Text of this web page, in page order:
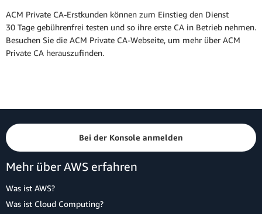
ACM Private CA-Erstkunden können zum Einstieg den Dienst
30 Tage gebührenfrei testen und so ihre erste CA in Betrieb nehmen.
Besuchen Sie die ACM Private CA-Webseite, um mehr über ACM
Private CA herauszufinden.
Bei der Konsole anmelden
Mehr über AWS erfahren
Was ist AWS?
Was ist Cloud Computing?